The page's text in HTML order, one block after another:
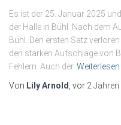
Es ist der 25. Januar 2025
der Halle in Bühl. Nach dem
Bühl. Den ersten Satz
den starken Aufschläge von
Fehlern. Auch der Weiterlesen
Von Lily Arnold , vor 2 Jahren